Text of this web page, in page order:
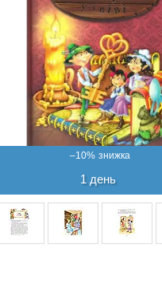
–10%
1 день